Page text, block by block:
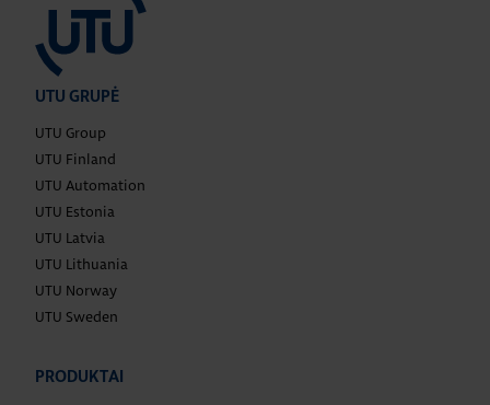
UTU GRUPĖ
UTU Group
UTU Finland
UTU Automation
UTU Estonia
UTU Latvia
UTU Lithuania
UTU Norway
UTU Sweden
PRODUKTAI